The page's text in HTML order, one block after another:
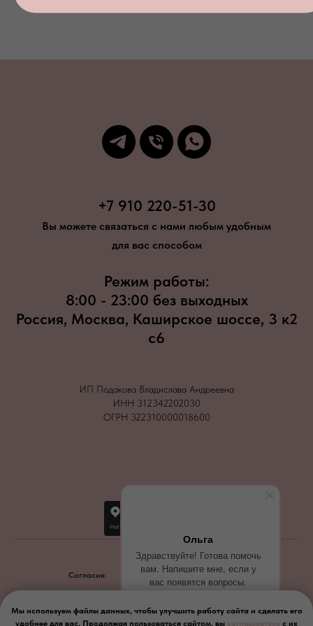
Ольга
Здравствуйте! Готова помочь
вам. Напишите мне, если у
вас появятся вопросы.
+7 910 220-51-30
Вы можете связаться с нами любым удобным
для вас способом
Режим работы:
8:00 - 23:00 без выходных
Россия, Москва, Каширское шоссе, 3 к2
с6
ИП Подакова Владислава Андреевна
ИНН 312342202030
ОГРН 322310000018600
Согласие Политика конфиденциальности
Мы используем файлы данных, чтобы улучшить работу сайта и сделать его
удобнее для вас. Продолжая пользоваться сайтом, вы соглашаетесь с их